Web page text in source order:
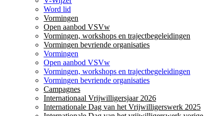
Word lid
Vormingen
Open aanbod VSVw
Vormingen, workshops en trajectbegeleidingen
Vormingen bevriende organisaties
Vormingen
Open aanbod VSVw
Vormingen, workshops en trajectbegeleidingen
Vormingen bevriende organisaties
Campagnes
Internationaal Vrijwilligersjaar 2026
Internationale Dag van het Vrijwilligerswerk 2025